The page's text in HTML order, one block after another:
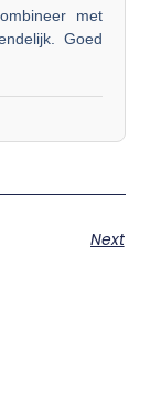
met
Goed
Next